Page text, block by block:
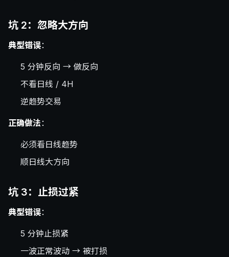
坑 2：忽略大方向
典型错误：
5 分钟反向 → 做反向
不看日线 / 4H
逆趋势交易
正确做法：
必须看日线趋势
顺日线大方向
坑 3：止损过紧
典型错误：
5 分钟止损紧
一波正常波动 → 被打损